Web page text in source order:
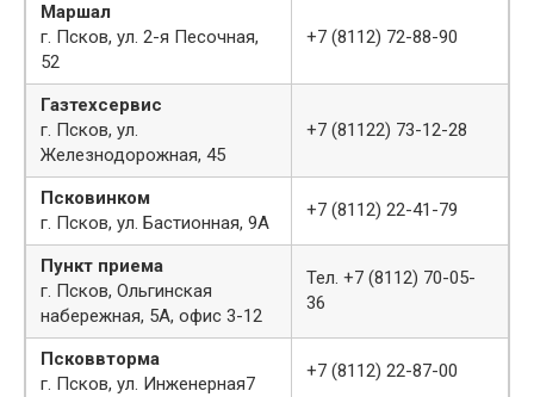
Маршал
г. Псков, ул. 2-я Песочная,
52
+7 (8112) 72-88-90
Газтехсервис
г. Псков, ул.
Железнодорожная, 45
+7 (81122) 73-12-28
Псковинком
г. Псков, ул. Бастионная, 9А
+7 (8112) 22-41-79
Пункт приема
г. Псков, Ольгинская
набережная, 5А, офис 3-12
Тел. +7 (8112) 70-05-
36
Псковвторма
г. Псков, ул. Инженерная7
+7 (8112) 22-87-00